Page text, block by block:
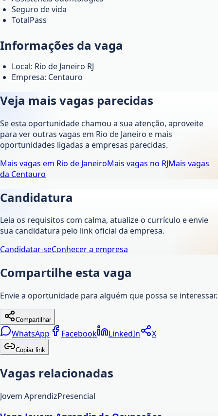
Seguro de vida
TotalPass
Informações da vaga
Local: Rio de Janeiro RJ
Empresa: Centauro
Veja mais vagas parecidas
Se esta oportunidade chamou a sua atenção, aproveite
para ver outras vagas em Rio de Janeiro e mais
oportunidades ligadas a empresas parecidas.
Mais vagas em Rio de JaneiroMais vagas no RJMais vagas
da Centauro
Candidatura
Leia os requisitos com calma, atualize o currículo e envie
sua candidatura pelo link oficial da empresa.
Candidatar-seConhecer a empresa
Compartilhe esta vaga
Envie a oportunidade para alguém que possa se interessar.
Compartilhar
WhatsApp Facebook LinkedIn X
Copiar link
Vagas relacionadas
Jovem AprendizPresencial